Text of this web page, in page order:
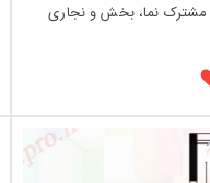
مشترک نما، بخش و نجاری